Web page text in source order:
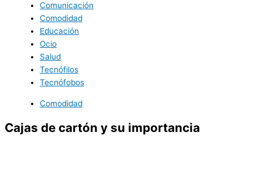
Comunicación
Comodidad
Educación
Ocio
Salud
Tecnófilos
Tecnófobos
Comodidad
Cajas de cartón y su importancia